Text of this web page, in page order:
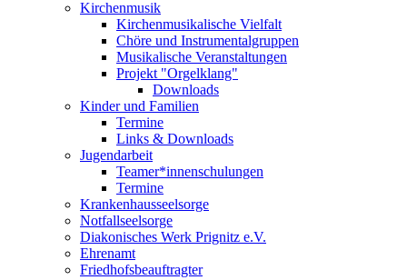
Kirchenmusik
Kirchenmusikalische Vielfalt
Chöre und Instrumentalgruppen
Musikalische Veranstaltungen
Projekt "Orgelklang"
Downloads
Kinder und Familien
Termine
Links & Downloads
Jugendarbeit
Teamer*innenschulungen
Termine
Krankenhausseelsorge
Notfallseelsorge
Diakonisches Werk Prignitz e.V.
Ehrenamt
Friedhofsbeauftragter